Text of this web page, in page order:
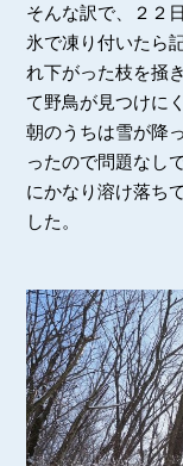
そんな訳で、２２
氷で凍り付いたら
れ下がった枝を掻
て野鳥が見つけに
朝のうちは雪が降
ったので問題なし
にかなり溶け落ち
した。